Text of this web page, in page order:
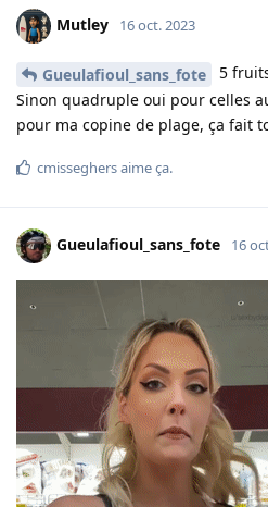
Mutley 16 oct. 2023
Gueulafioul_sans_fote
5
Sinon quadruple oui pour celles
pour ma copine de plage, ça fait
cmisseghersaime ça.
Gueulafioul_sans_fote 16